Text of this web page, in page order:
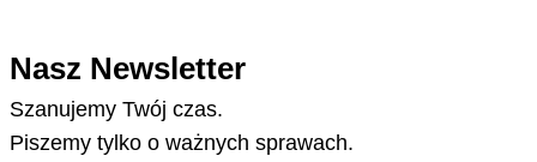
Nasz Newsletter
Szanujemy Twój czas.
Piszemy tylko o ważnych sprawach.